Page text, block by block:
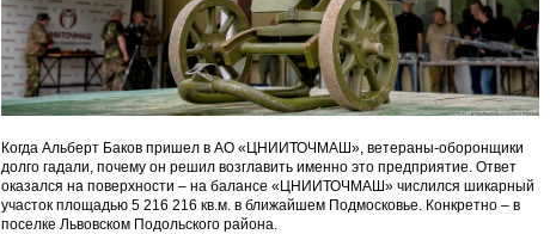
Когда Альберт Баков пришел в АО «ЦНИИТОЧМАШ», ветераны-оборонщики
долго гадали, почему он решил возглавить именно это предприятие. Ответ
оказался на поверхности – на балансе «ЦНИИТОЧМАШ» числился шикарный
участок площадью 5 216 216 кв.м. в ближайшем Подмосковье. Конкретно – в
поселке Львовском Подольского района.